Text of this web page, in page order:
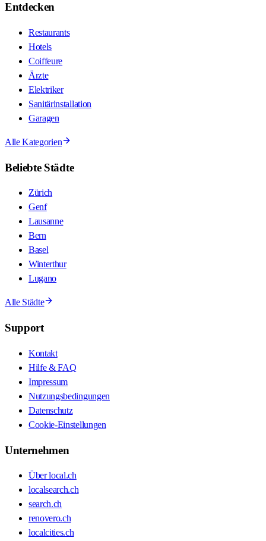
Entdecken
Restaurants
Hotels
Coiffeure
Ärzte
Elektriker
Sanitärinstallation
Garagen
Alle Kategorien
Beliebte Städte
Zürich
Genf
Lausanne
Bern
Basel
Winterthur
Lugano
Alle Städte
Support
Kontakt
Hilfe & FAQ
Impressum
Nutzungsbedingungen
Datenschutz
Cookie-Einstellungen
Unternehmen
Über local.ch
localsearch.ch
search.ch
renovero.ch
localcities.ch